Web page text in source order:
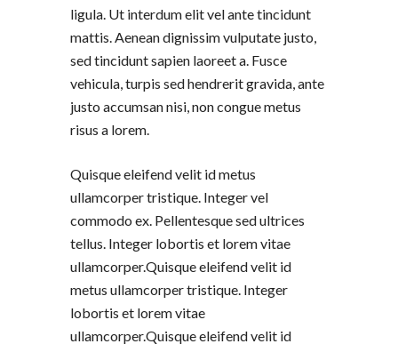
ligula. Ut interdum elit vel ante tincidunt
mattis. Aenean dignissim vulputate justo,
sed tincidunt sapien laoreet a. Fusce
vehicula, turpis sed hendrerit gravida, ante
justo accumsan nisi, non congue metus
risus a lorem.
Quisque eleifend velit id metus
ullamcorper tristique. Integer vel
commodo ex. Pellentesque sed ultrices
tellus. Integer lobortis et lorem vitae
ullamcorper.Quisque eleifend velit id
metus ullamcorper tristique. Integer
lobortis et lorem vitae
ullamcorper.Quisque eleifend velit id